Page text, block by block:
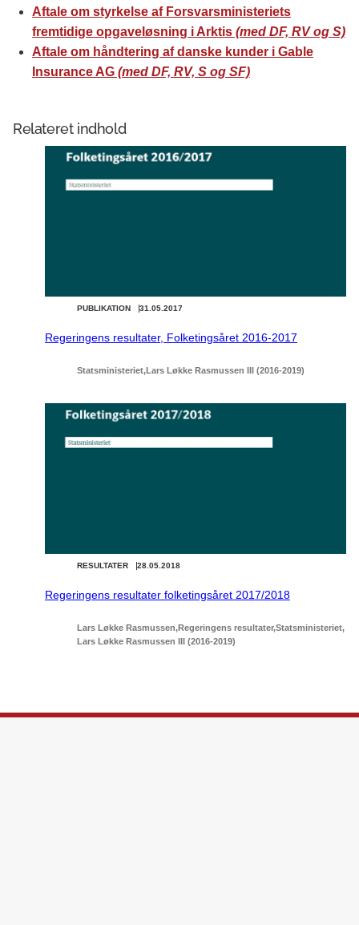
Aftale om styrkelse af Forsvarsministeriets
fremtidige opgaveløsning i Arktis (med DF, RV og S)
Aftale om håndtering af danske kunder i Gable
Insurance AG (med DF, RV, S og SF)
Relateret indhold
31.05.2017
PUBLIKATION
Regeringens resultater, Folketingsåret 2016-2017
Statsministeriet Lars Løkke Rasmussen III (2016-2019)
28.05.2018
RESULTATER
Regeringens resultater folketingsåret 2017/2018
Lars Løkke Rasmussen Regeringens resultater Statsministeriet
Lars Løkke Rasmussen III (2016-2019)